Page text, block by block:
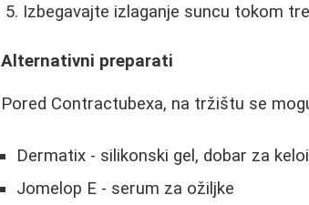
Izbegavajte izlaganje suncu tokom
Alternativni preparati
Pored Contractubexa, na tržištu se
Dermatix - silikonski gel, dobar za
Jomelop E - serum za ožiljke